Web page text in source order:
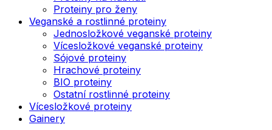
Proteiny pro ženy
Veganské a rostlinné proteiny
Jednosložkové veganské proteiny
Vícesložkové veganské proteiny
Sójové proteiny
Hrachové proteiny
BIO proteiny
Ostatní rostlinné proteiny
Vícesložkové proteiny
Gainery